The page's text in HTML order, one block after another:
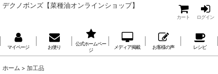
デクノボンズ【菜種油オンラインショップ】
カート ログイン
マイページ お便り
公式ホームペー
ジ
メディア掲載 お客様の声 レシピ
ホーム > 加工品